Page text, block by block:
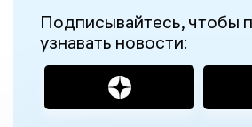
Подписывайтесь, чтобы
узнавать новости: